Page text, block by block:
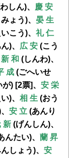
しん)、
慶 安
ょう)、 晏 生
こう)、 礼 仁
)、 広 安 (こう
新 和 (しんわ)、
成 (ごへいせ
) [2票]、 安 栄
)、 相 生 (おう
安 立 (あんり
新 (げんしん)、
んたい)、 蘭 昇
しょう)、 安